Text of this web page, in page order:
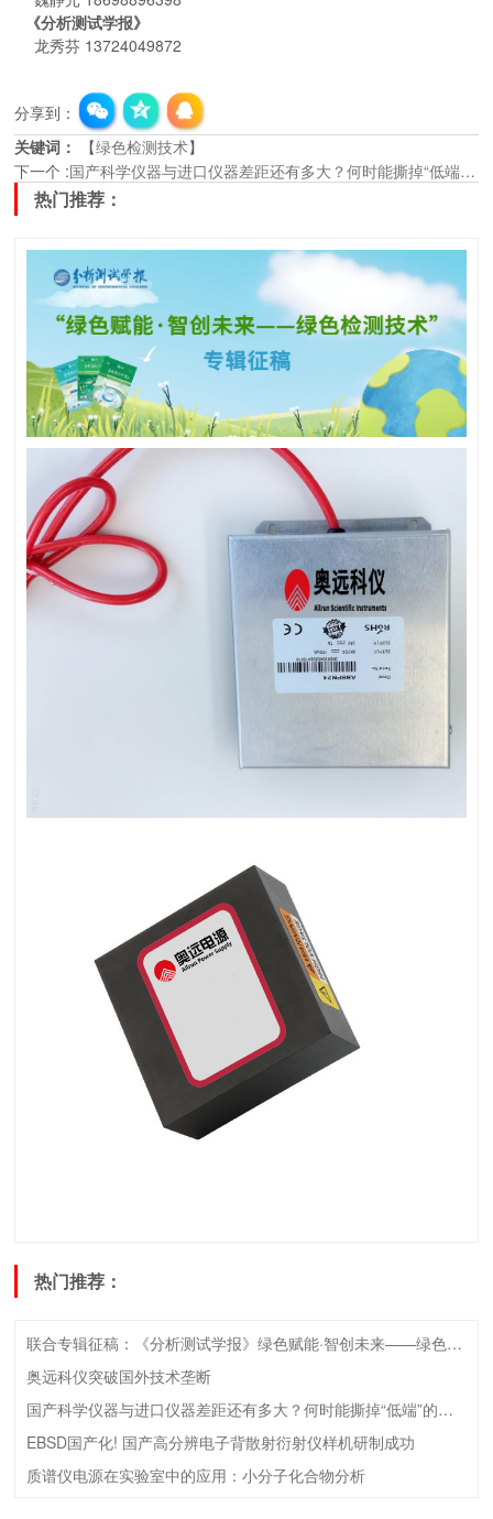
《分析测试学报》
龙秀芬 13724049872
分享到：
关键词：
【绿色检测技术】
下一个 : 国产科学仪器与进口仪器差距还有多大？何时能撕掉“低端”的标签？
热门推荐：
热门推荐：
联合专辑征稿：《分析测试学报》绿色赋能·智创未来——绿色检测技术专辑征稿启事
奥远科仪突破国外技术垄断
国产科学仪器与进口仪器差距还有多大？何时能撕掉“低端”的标签？
EBSD国产化! 国产高分辨电子背散射衍射仪样机研制成功
质谱仪电源在实验室中的应用：小分子化合物分析